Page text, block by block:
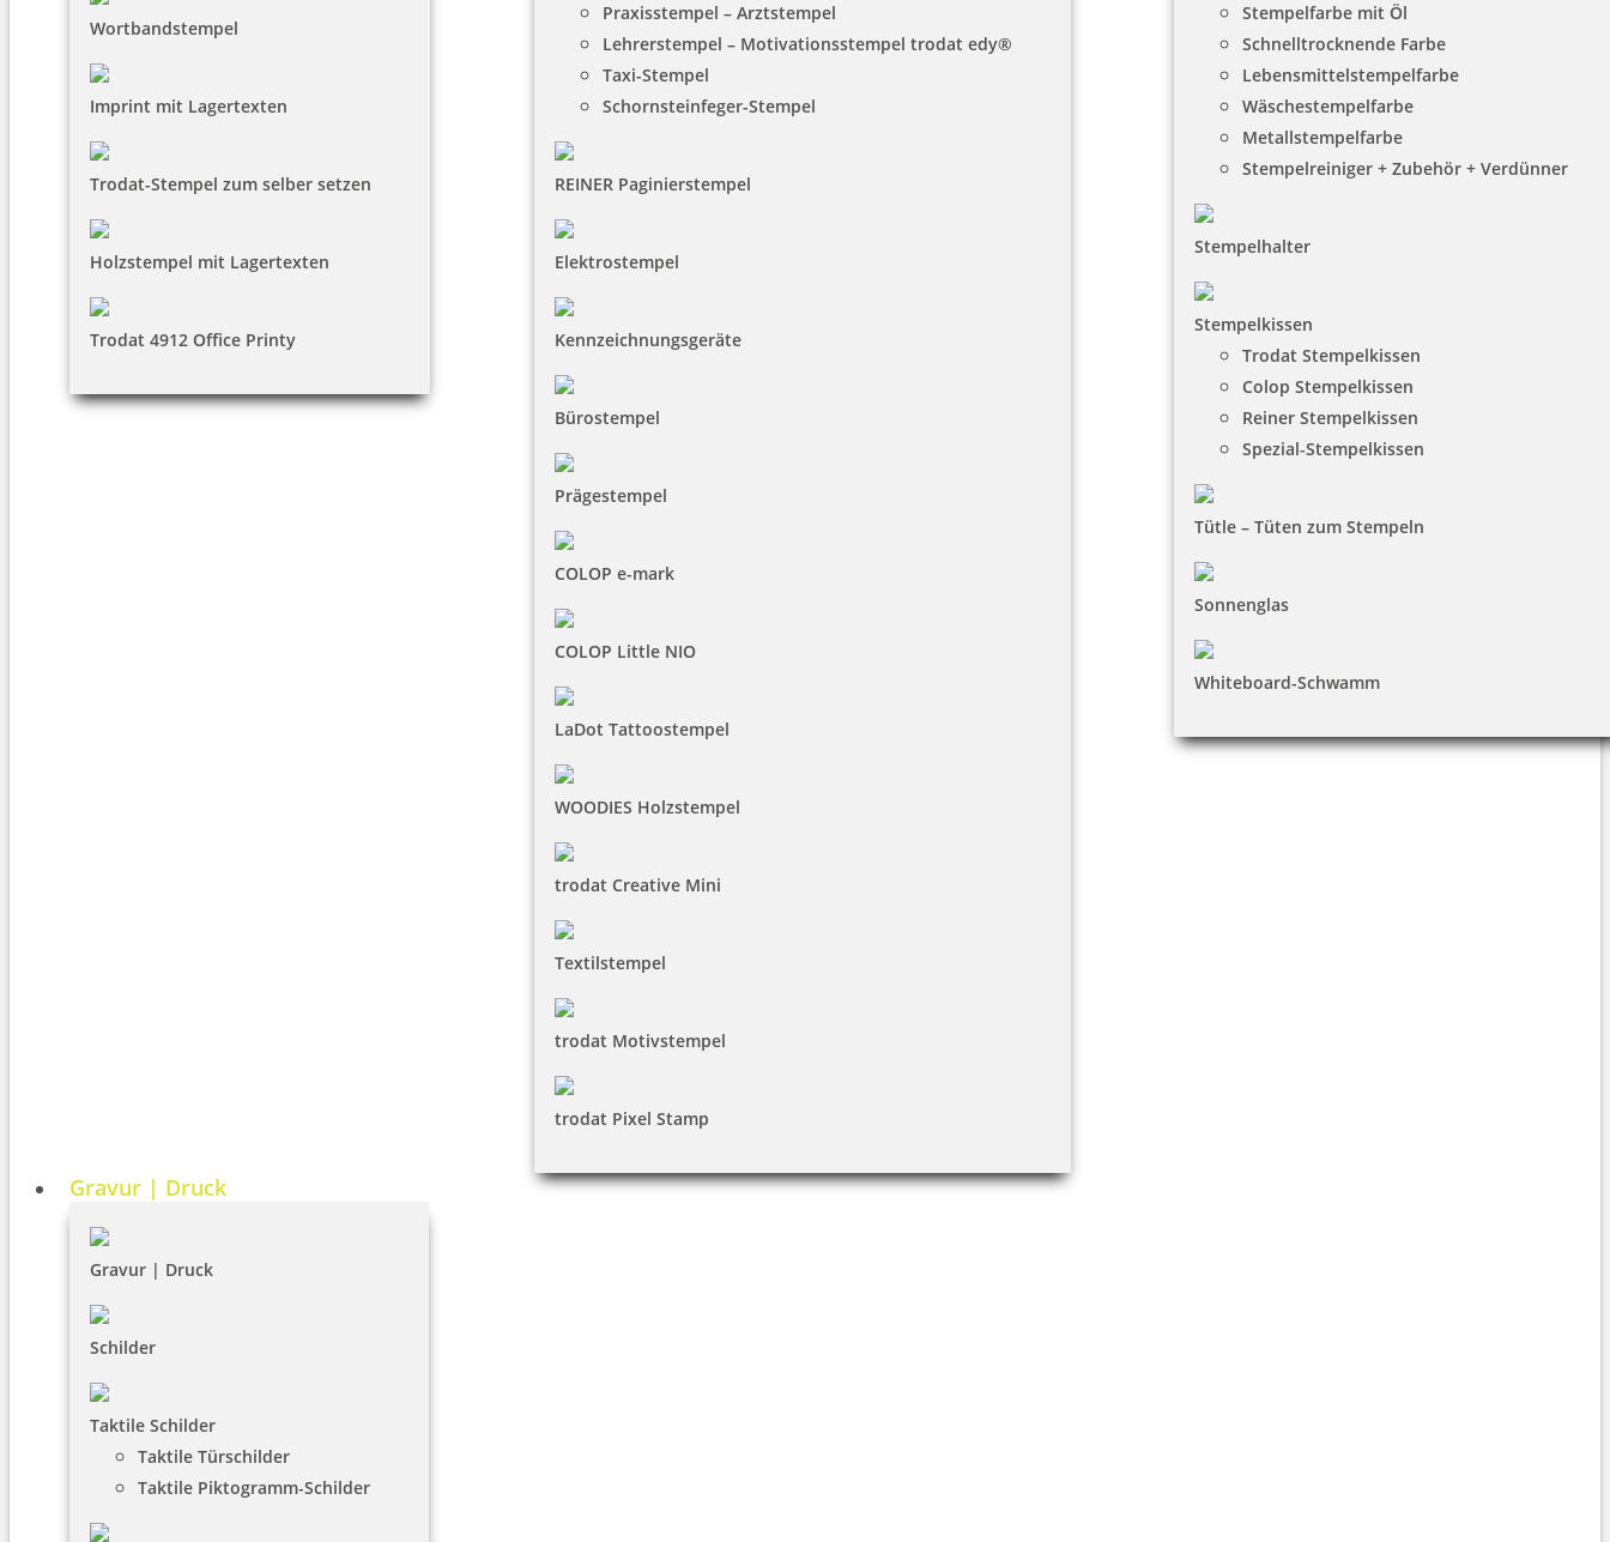
Wortbandstempel
Imprint mit Lagertexten
Trodat-Stempel zum selber setzen
Holzstempel mit Lagertexten
Trodat 4912 Office Printy
Praxisstempel – Arztstempel
Lehrerstempel – Motivationsstempel trodat edy®
Taxi-Stempel
Schornsteinfeger-Stempel
REINER Paginierstempel
Elektrostempel
Kennzeichnungsgeräte
Bürostempel
Prägestempel
COLOP e-mark
COLOP Little NIO
LaDot Tattoostempel
WOODIES Holzstempel
trodat Creative Mini
Textilstempel
trodat Motivstempel
trodat Pixel Stamp
Stempelfarbe mit Öl
Schnelltrocknende Farbe
Lebensmittelstempelfarbe
Wäschestempelfarbe
Metallstempelfarbe
Stempelreiniger + Zubehör + Verdünner
Stempelhalter
Stempelkissen
Trodat Stempelkissen
Colop Stempelkissen
Reiner Stempelkissen
Spezial-Stempelkissen
Tütle – Tüten zum Stempeln
Sonnenglas
Whiteboard-Schwamm
Gravur | Druck
Gravur | Druck
Schilder
Taktile Schilder
Taktile Türschilder
Taktile Piktogramm-Schilder